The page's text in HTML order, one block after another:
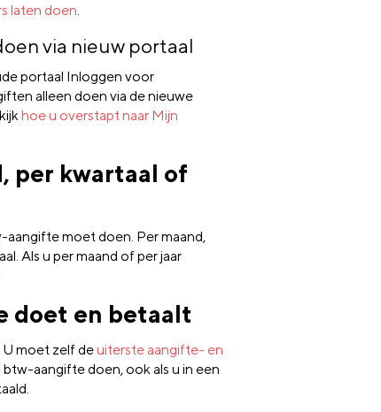
laten doen
via nieuw portaal
portaal Inloggen voor
alleen doen via de nieuwe
hoe u overstapt naar Mijn
per kwartaal of
aangifte moet doen. Per maand,
Als u per maand of per jaar
doet en betaalt
moet zelf deuiterste aangifte- en
aangifte doen, ook als u in een